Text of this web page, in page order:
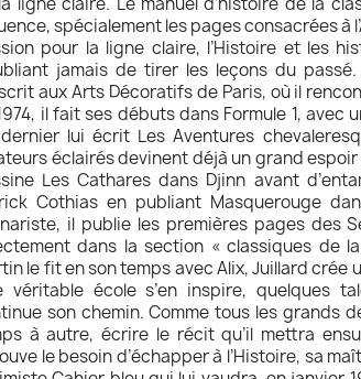
spécialement les pages consacrées à
pour la ligne claire, l’Histoire et les
jamais de tirer les leçons du
aux Arts Décoratifs de Paris, où il
il fait ses débuts dans Formule 1, avec
lui écrit Les Aventures
éclairés devinent déjà un grand
Les Cathares dans Djinn avant
Cothias en publiant Masquerouge
il publie les premières pages des
dans la section « classiques de
le fit en son temps avec Alix, Juillard crée
véritable école s’en inspire, quelques
son chemin. Comme tous les grands
à autre, écrire le récit qu’il mettra
le besoin d’échapper à l’Histoire, sa